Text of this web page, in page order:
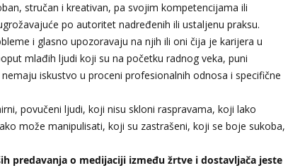
stručan i kreativan, pa svojim kompetencijama ili
po autoritet nadređenih ili ustaljenu praksu.
i glasno upozoravaju na njih ili oni čija je karijera u
mlađih ljudi koji su na početku radnog veka, puni
iskustvo u proceni profesionalnih odnosa i specifične
povučeni ljudi, koji nisu skloni raspravama, koji lako
može manipulisati, koji su zastrašeni, koji se boje sukoba,
predavanja o medijaciji između žrtve i dostavljača jeste